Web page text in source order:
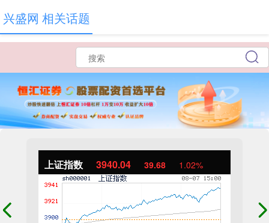
上证指数 3940.04 39.68 1.02%
兴盛网 相关话题